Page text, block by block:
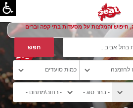
והמלצות על מסעדות בתי קפה וברים